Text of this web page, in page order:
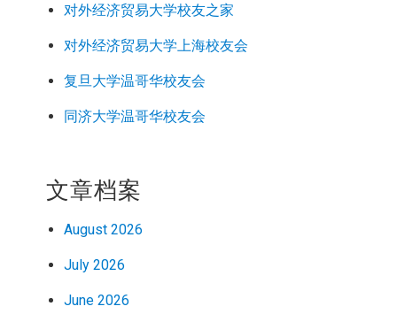
对外经济贸易大学校友之家
对外经济贸易大学上海校友会
复旦大学温哥华校友会
同济大学温哥华校友会
文章档案
August 2026
July 2026
June 2026